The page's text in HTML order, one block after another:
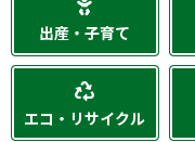
出産・子育て
エコ・リサイクル